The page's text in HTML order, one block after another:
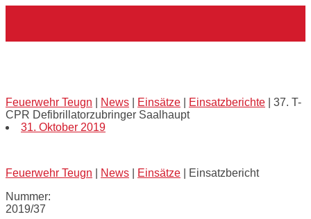
Feuerwehr Teugn News Einsätze Einsatzberichte
37. T-
CPR Defibrillatorzubringer Saalhaupt
31. Oktober 2019
Feuerwehr Teugn News Einsätze
Einsatzbericht
Nummer:
2019/37